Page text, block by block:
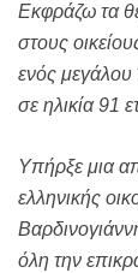
Εκφράζω τα
στους
ενός
σε ηλικία 91
Υπήρξε μια
ελληνικής
όλη την